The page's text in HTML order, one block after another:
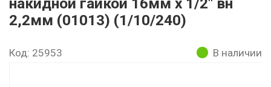
2,2мм (01013) (1/10/240)
Код: 25953 В наличии